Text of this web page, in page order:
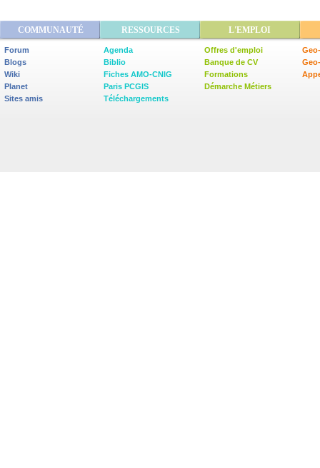
COMMUNAUTÉ RESSOURCES L'EMPLOI
Forum
Blogs
Wiki
Planet
Sites amis
Agenda
Biblio
Fiches AMO-CNIG
Paris PCGIS
Téléchargements
Offres d'emploi
Banque de CV
Formations
Démarche Métiers